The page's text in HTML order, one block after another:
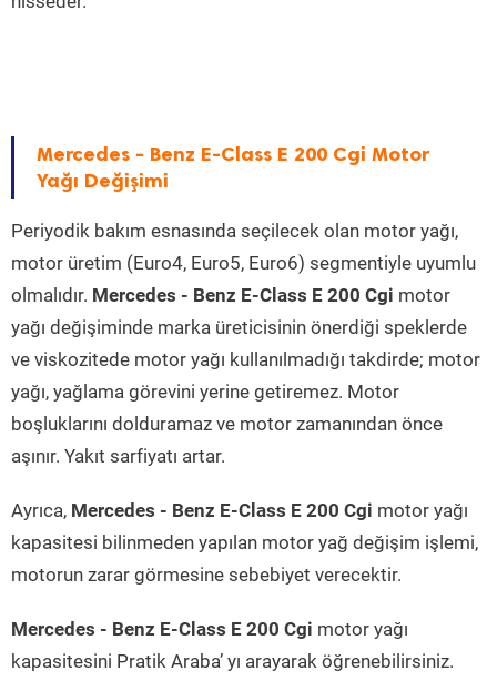
Mercedes - Benz E-Class E 200 Cgi Motor
Yağı Değişimi
Periyodik bakım esnasında seçilecek olan motor yağı,
motor üretim (Euro4, Euro5, Euro6) segmentiyle uyumlu
olmalıdır. Mercedes - Benz E-Class E 200 Cgi motor
yağı değişiminde marka üreticisinin önerdiği speklerde
ve viskozitede motor yağı kullanılmadığı takdirde; motor
yağı, yağlama görevini yerine getiremez. Motor
boşluklarını dolduramaz ve motor zamanından önce
aşınır. Yakıt sarfiyatı artar.
Ayrıca, Mercedes - Benz E-Class E 200 Cgi motor yağı
kapasitesi bilinmeden yapılan motor yağ değişim işlemi,
motorun zarar görmesine sebebiyet verecektir.
Mercedes - Benz E-Class E 200 Cgi motor yağı
kapasitesini Pratik Araba’ yı arayarak öğrenebilirsiniz.